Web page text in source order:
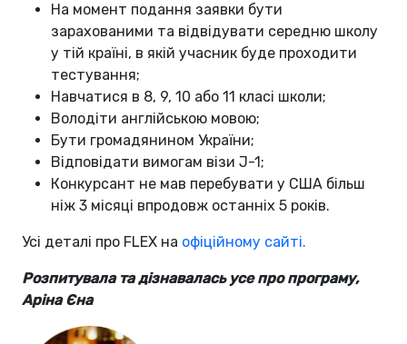
На момент подання заявки бути
зарахованими та відвідувати середню школу
у тій країні, в якій учасник буде проходити
тестування;
Навчатися в 8, 9, 10 або 11 класі школи;
Володіти англійською мовою;
Бути громадянином України;
Відповідати вимогам візи J-1;
Конкурсант не мав перебувати у США більш
ніж 3 місяці впродовж останніх 5 років.
Усі деталі про FLEX на офіційному сайті.
Розпитувала та дізнавалась усе про програму,
Аріна Єна